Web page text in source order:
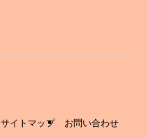
サイトマップ お問い合わせ